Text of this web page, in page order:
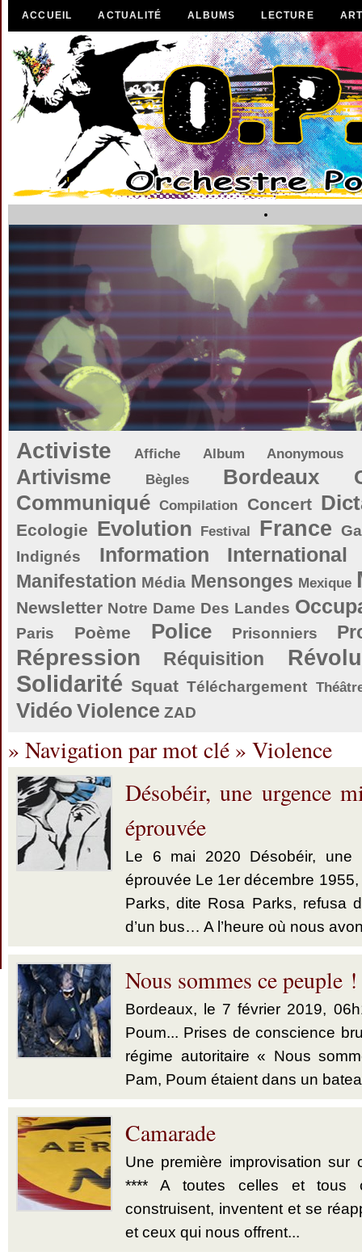
ACCUEIL ACTUALITÉ ALBUMS LECTURE
Activiste Affiche Album Anonymous
Artivisme Bègles Bordeaux
Communiqué Compilation Concert
Ecologie Evolution Festival France
Indignés
Information International
Manifestation Média Mensonges Mexique
Newsletter Notre Dame Des Landes
Paris Poème Police Prisonniers
Répression Réquisition
Solidarité Squat Téléchargement
Vidéo Violence ZAD
» Navigation par mot clé » Violence
Désobéir, une urgence
éprouvée
Le 6 mai 2020 Désobéir, une
éprouvée Le 1er décembre
Parks, dite Rosa Parks, refusa
d’un bus… A l’heure où nous
Nous sommes ce peuple !
Bordeaux, le 7 février 2019,
Poum... Prises de conscience
régime autoritaire « Nous
Pam, Poum étaient dans un
Camarade
Une première improvisation
**** A toutes celles et tous
construisent, inventent et se
et ceux qui nous offrent...